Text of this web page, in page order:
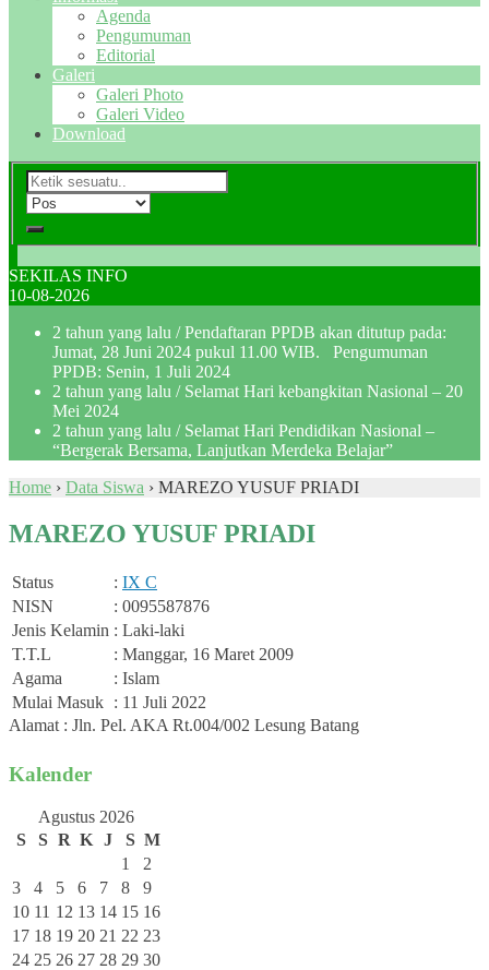
Agenda
Pengumuman
Editorial
Galeri
Galeri Photo
Galeri Video
Download
SEKILAS INFO
10-08-2026
2 tahun yang lalu / Pendaftaran PPDB akan ditutup pada:
Jumat, 28 Juni 2024 pukul 11.00 WIB. Pengumuman
PPDB: Senin, 1 Juli 2024
2 tahun yang lalu / Selamat Hari kebangkitan Nasional – 20
Mei 2024
2 tahun yang lalu / Selamat Hari Pendidikan Nasional –
“Bergerak Bersama, Lanjutkan Merdeka Belajar”
Home › Data Siswa › MAREZO YUSUF PRIADI
MAREZO YUSUF PRIADI
Status : IX C
NISN
: 0095587876
Jenis Kelamin : Laki-laki
T.T.L
: Manggar, 16 Maret 2009
Agama
: Islam
Mulai Masuk : 11 Juli 2022
Alamat : Jln. Pel. AKA Rt.004/002 Lesung Batang
Kalender
Agustus 2026
S
S R K J S M
1
2
3
4 5 6 7 8
9
10 11 12 13 14 15 16
17 18 19 20 21 22 23
24 25 26 27 28 29 30